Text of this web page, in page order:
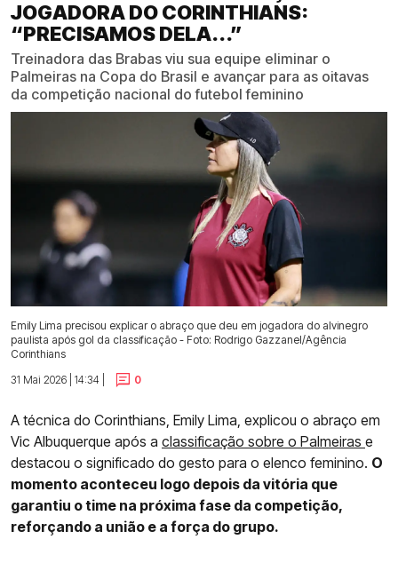
JOGADORA DO CORINTHIANS:
“PRECISAMOS DELA...”
Treinadora das Brabas viu sua equipe eliminar o
Palmeiras na Copa do Brasil e avançar para as oitavas
da competição nacional do futebol feminino
Emily Lima precisou explicar o abraço que deu em jogadora do alvinegro
paulista após gol da classificação - Foto: Rodrigo Gazzanel/Agência
Corinthians
31 Mai 2026 | 14:34 |
0
A técnica do Corinthians, Emily Lima, explicou o abraço em
Vic Albuquerque após a classificação sobre o Palmeiras e
destacou o significado do gesto para o elenco feminino. O
momento aconteceu logo depois da vitória que
garantiu o time na próxima fase da competição,
reforçando a união e a força do grupo.